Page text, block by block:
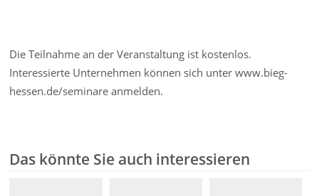
Die Teilnahme an der Veranstaltung ist kostenlos.
Interessierte Unternehmen können sich unter www.bieg-
hessen.de/seminare anmelden.
Das könnte Sie auch interessieren